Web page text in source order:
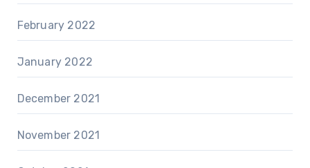
February 2022
January 2022
December 2021
November 2021